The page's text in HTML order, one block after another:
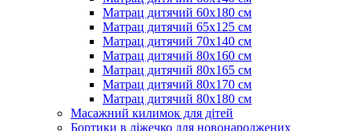
Матрац дитячий 60х180 см
Матрац дитячий 65х125 см
Матрац дитячий 70х140 см
Матрац дитячий 80х160 см
Матрац дитячий 80х165 см
Матрац дитячий 80х170 см
Матрац дитячий 80х180 см
Масажний килимок для дітей
Бортики в ліжечко для новонароджених